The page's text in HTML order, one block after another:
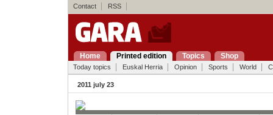
Contact RSS
Home Printed edition Topics Shop
Today topics Euskal Herria Opinion Sports World
2011 july 23